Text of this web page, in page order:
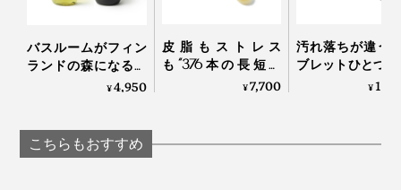
1. スクリューザーの穴をチューブの先端に差し込む
バスルームがフィン
ランドの森になる、
「白樺の若葉」と
OSMIA
¥4,950
皮脂もストレス
も“376本の長短ピ
ン”が洗い流してくれ
¥7,700
汚れ落ちが違う
ブレットひとつで
炭酸湯”が浴びれ
¥
こちらもおすすめ